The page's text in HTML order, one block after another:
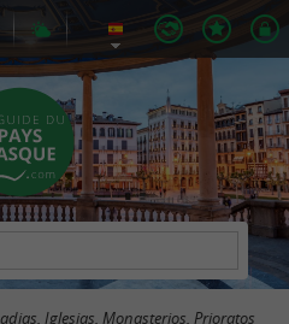
Iglesias, Monasterios, Prioratos